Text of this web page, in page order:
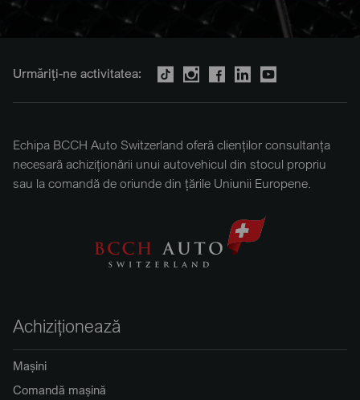
Urmăriți-ne activitatea:
Echipa BCCH Auto Switzerland oferă clienților consultanța
necesară achiziționării unui autovehicul din stocul propriu
sau la comandă de oriunde din țările Uniunii Europene.
Achiziționează
Mașini
Comandă mașină